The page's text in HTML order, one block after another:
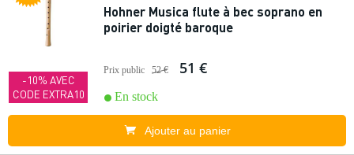
-10% AVEC
CODE EXTRA10
Hohner Musica flute à bec soprano en
poirier doigté baroque
Prix public 52 € 51 €
En stock
Ajouter au panier